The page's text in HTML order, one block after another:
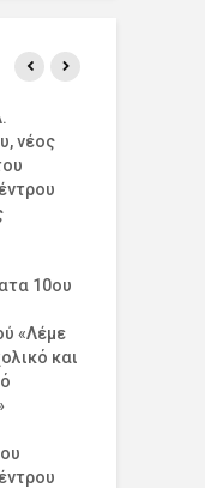
νέος
10ου
«Λέμε
και